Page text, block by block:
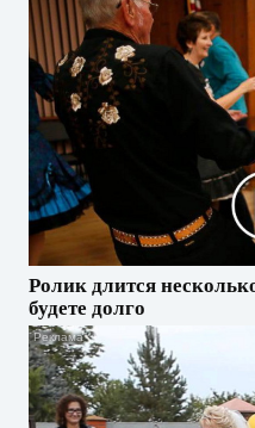
Ролик длится
будете долго